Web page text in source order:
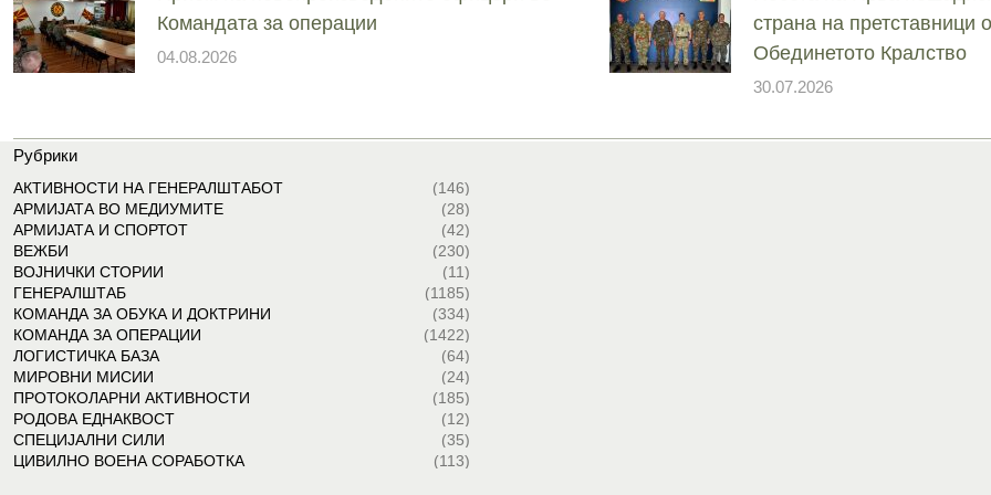
Командата за операции
04.08.2026
страна на претставници
Обединетото Кралство
30.07.2026
Рубрики
АКТИВНОСТИ НА ГЕНЕРАЛШТАБОТ
(146)
АРМИЈАТА ВО МЕДИУМИТЕ
(28)
АРМИЈАТА И СПОРТОТ
(42)
ВЕЖБИ
(230)
ВОЈНИЧКИ СТОРИИ
(11)
ГЕНЕРАЛШТАБ
(1185)
КОМАНДА ЗА ОБУКА И ДОКТРИНИ
(334)
КОМАНДА ЗА ОПЕРАЦИИ
(1422)
ЛОГИСТИЧКА БАЗА
(64)
МИРОВНИ МИСИИ
(24)
ПРОТОКОЛАРНИ АКТИВНОСТИ
(185)
РОДОВА ЕДНАКВОСТ
(12)
СПЕЦИЈАЛНИ СИЛИ
(35)
ЦИВИЛНО ВОЕНА СОРАБОТКА
(113)